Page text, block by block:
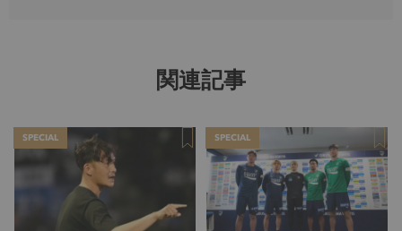
関連記事
SPECIAL SPECIAL